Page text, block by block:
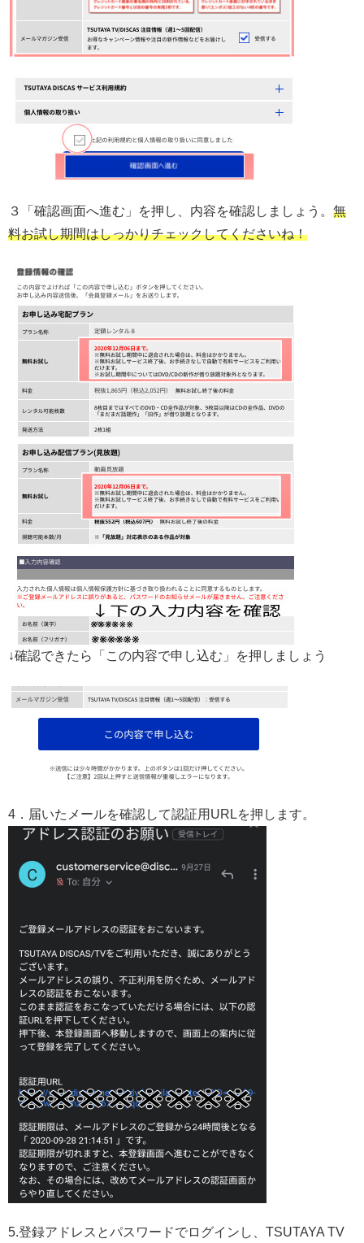
３「確認画面へ進む」を押し、内容を確認しましょう。 無
料お試し期間はしっかりチェックしてくださいね！
↓確認できたら「この内容で申し込む」を押しましょう
4．届いたメールを確認して認証用URLを押します。
5.登録アドレスとパスワードでログインし、TSUTAYA TV